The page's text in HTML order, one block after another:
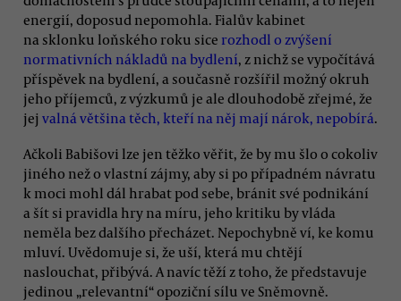
energií, doposud nepomohla. Fialův kabinet
na sklonku loňského roku sice rozhodl o zvýšení
normativních nákladů na bydlení, z nichž se vypočítává
příspěvek na bydlení, a současně rozšířil možný okruh
jeho příjemců, z výzkumů je ale dlouhodobě zřejmé, že
jej valná většina těch, kteří na něj mají nárok, nepobírá.
Ačkoli Babišovi lze jen těžko věřit, že by mu šlo o cokoliv
jiného než o vlastní zájmy, aby si po případném návratu
k moci mohl dál hrabat pod sebe, bránit své podnikání
a šít si pravidla hry na míru, jeho kritiku by vláda
neměla bez dalšího přecházet. Nepochybně ví, ke komu
mluví. Uvědomuje si, že uší, která mu chtějí
naslouchat, přibývá. A navíc těží z toho, že představuje
jedinou „relevantní“ opoziční sílu ve Sněmovně.